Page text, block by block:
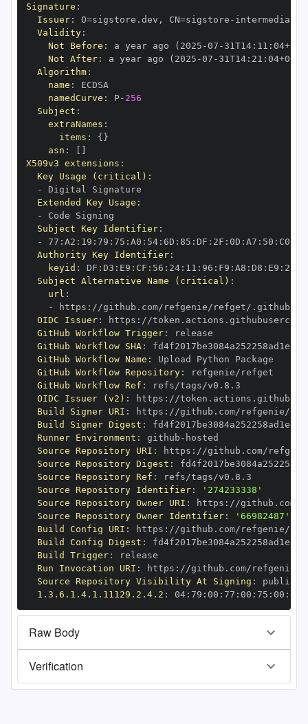
Signature :
Issuer: O=sigstore.dev , CN=sigstore -
Validity:
Not Before : a year ago (2025 -07 - 31T14: 11 : 04+00
Not After: a year ago (2025 -07 - 31T14: 21 : 04+00
Algorithm:
name :
namedCurve : P- 256
Subject :
extraNames :
items : { }
asn :
X509v3 extensions :
Key Usage (critical) :
-
Extended Key Usage :
-
Subject Key Identifier:
-
77 : A2 : 19 : 79 : 75 : A0 : 54: 6D : 85 : DF : 2F : 0D : A7 : 50 : C0
Authority Key Identifier:
keyid : DF : D3 : E9 : CF : 56 : 24: 11 : 96 : F9 : A8 : D8 : E9 : 28
Subject Alternative Name (critical) :
url :
-
https : //github.com/refgenie/refget/.github/
OIDC Issuer: https :
GitHub Workflow Trigger:
GitHub Workflow SHA:
GitHub Workflow Name :
GitHub Workflow Repository:
GitHub Workflow Ref :
OIDC Issuer (v2) : https :
Build Signer URI : https : //github.com/refgenie/
Build Signer Digest :
Runner Environment : github -
Source Repository URI : https :
Source Repository Digest :
Source Repository Ref :
Source Repository Identifier:
'274233338'
Source Repository Owner URI : https :
Source Repository Owner Identifier:
'66982487'
Build Config URI : https : //github.com/refgenie/
Build Config Digest :
Build Trigger:
Run Invocation URI : https :
Source Repository Visibility At Signing :
1.3.6.1.4.1.11129.2.4.2 : 04: 79 : 00 : 77 : 00 : 75 : 00 : dd
Raw Body
Verification